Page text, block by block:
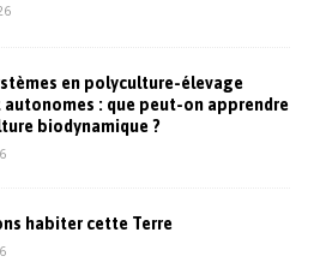
en polyculture-élevage
: que peut-on apprendre
biodynamique ?
habiter cette Terre